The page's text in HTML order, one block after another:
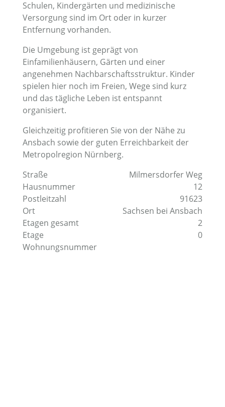
Schulen, Kindergärten und medizinische
Versorgung sind im Ort oder in kurzer
Entfernung vorhanden.
Die Umgebung ist geprägt von
Einfamilienhäusern, Gärten und einer
angenehmen Nachbarschaftsstruktur. Kinder
spielen hier noch im Freien, Wege sind kurz
und das tägliche Leben ist entspannt
organisiert.
Gleichzeitig profitieren Sie von der Nähe zu
Ansbach sowie der guten Erreichbarkeit der
Metropolregion Nürnberg.
Straße
Milmersdorfer Weg
Hausnummer
12
Postleitzahl
91623
Ort
Sachsen bei Ansbach
Etagen gesamt
2
Etage
0
Wohnungsnummer